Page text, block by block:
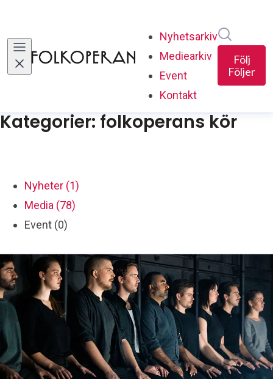
Nyhetsarkiv
Mediearkiv
Event
Kontakt
Följ
Följer
Kategorier: folkoperans kör
Nyheter (1)
Media (78)
Event (0)